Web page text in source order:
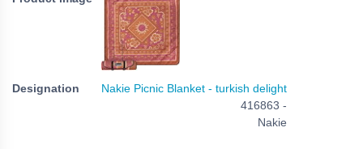
Nakie Picnic Blanket - turkish delight
416863 -
Nakie